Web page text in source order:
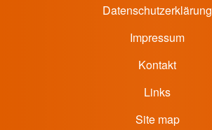
Datenschutzerklärung
Impressum
Kontakt
Links
Site map